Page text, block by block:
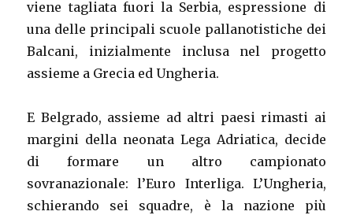
viene tagliata fuori la Serbia, espressione di
una delle principali scuole pallanotistiche dei
Balcani, inizialmente inclusa nel progetto
assieme a Grecia ed Ungheria.
E Belgrado, assieme ad altri paesi rimasti ai
margini della neonata Lega Adriatica, decide
di formare un altro campionato
sovranazionale: l’Euro Interliga. L’Ungheria,
schierando sei squadre, è la nazione più